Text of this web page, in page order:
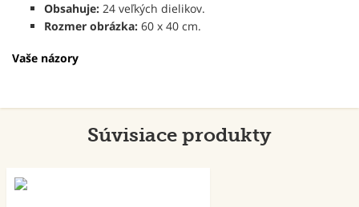
Obsahuje: 24 veľkých dielikov.
Rozmer obrázka: 60 x 40 cm.
Vaše názory
Súvisiace produkty